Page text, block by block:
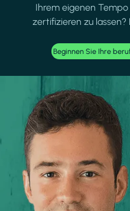
Ihrem eigenen
zertifizieren zu lassen?
Beginnen Sie Ihre